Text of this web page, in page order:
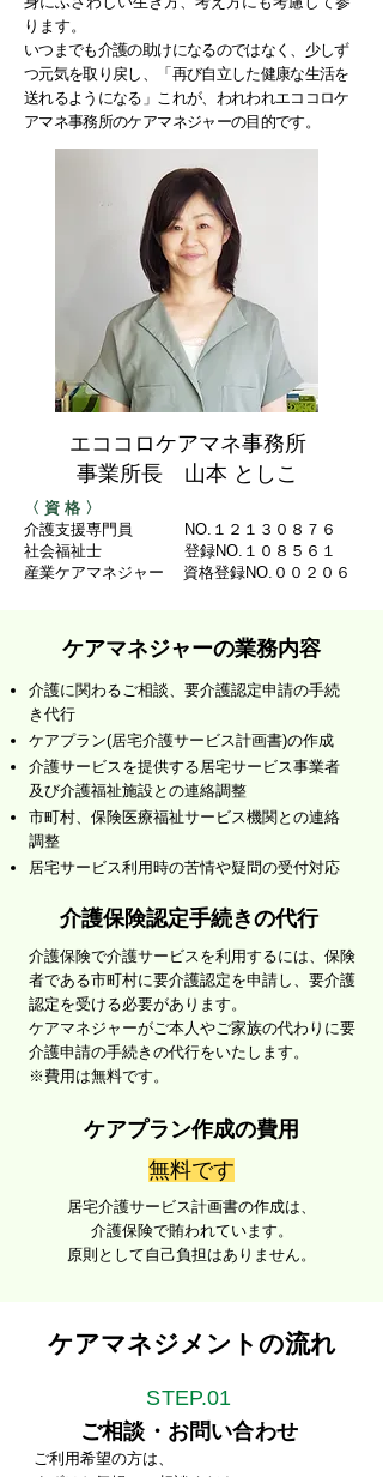
ります。
いつまでも介護の助けになるのではなく、少しず
つ元気を取り戻し、「再び自立した健康な生活を
送れるようになる」これが、われわれエココロケ
アマネ事務所のケアマネジャーの目的です。​
エココロケアマネ事務所
事業所長 山本 としこ
〈 資 格 〉
介護支援専門員 NO.１２１３０８７６
社会福祉士 登録NO.１０８５６１
産業ケアマネジャー 資格登録NO.００２０６
ケアマネジャーの業務内容
介護に関わるご相談、要介護認定申請の手続
き代行
ケアプラン(居宅介護サービス計画書)の作成
介護サービスを提供する居宅サービス事業者
及び介護福祉施設との連絡調整
市町村、保険医療福祉サービス機関との連絡
調整
居宅サービス利用時の苦情や疑問の受付対応
介護保険認定手続きの代行
介護保険で介護サービスを利用するには、保険
者である市町村に要介護認定を申請し、要介護
認定を受ける必要があります。
ケアマネジャーがご本人やご家族の代わりに要
介護申請の手続きの代行をいたします。
※費用は無料です。
ケアプラン作成の費用
無料です
居宅介護サービス計画書の作成は、
介護保険で賄われています。
原則として自己負担はありません。
ケアマネジメントの流れ
STEP.01
ご相談・お問い合わせ
ご利用希望の方は、